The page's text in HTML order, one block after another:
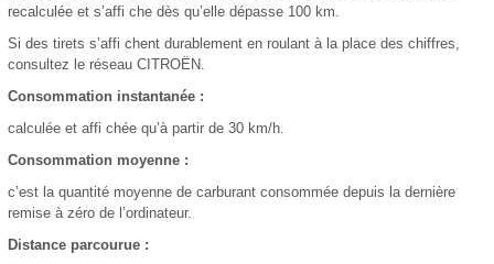
recalculée et s’affi che dès qu’elle dépasse 100 km.
Si des tirets s’affi chent durablement en roulant à la place des chiffres,
consultez le réseau CITROËN.
Consommation instantanée :
calculée et affi chée qu’à partir de 30 km/h.
Consommation moyenne :
c’est la quantité moyenne de carburant consommée depuis la dernière
remise à zéro de l’ordinateur.
Distance parcourue :